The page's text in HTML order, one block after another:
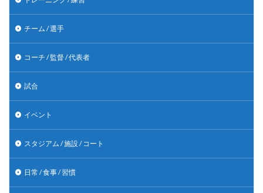
チーム / 選手
コーチ / 監督 / 代表者
試合
イベント
スタジアム / 施設 / コート
日常 / 食事 / 習慣